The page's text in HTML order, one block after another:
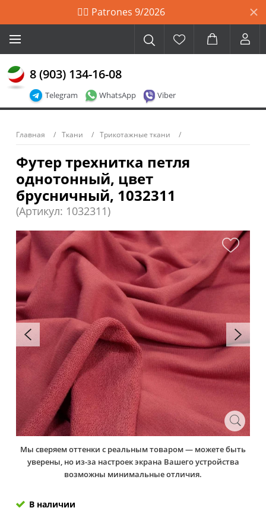
🙋‍♀️ Patrones 9/2026
Telegram WhatsApp Viber
8 (903) 134-16-08
Главная Ткани Трикотажные ткани
Футер трехнитка петля
однотонный, цвет
брусничный, 1032311
(Артикул: 1032311)
Мы сверяем оттенки с реальным товаром — можете быть
уверены, но из-за настроек экрана Вашего устройства
возможны минимальные отличия.
В наличии